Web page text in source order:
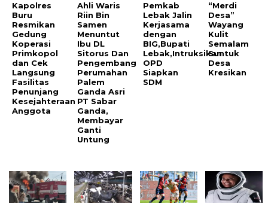
Kapolres
Buru
Resmikan
Gedung
Koperasi
Primkopol
dan Cek
Langsung
Fasilitas
Penunjang
Kesejahteraan
Anggota
Ahli Waris
Riin Bin
Samen
Menuntut
Ibu DL
Sitorus Dan
Pengembang
Perumahan
Palem
Ganda Asri
PT Sabar
Ganda,
Membayar
Ganti
Untung
Pemkab
Lebak Jalin
Kerjasama
dengan
BIG,Bupati
Lebak,Intruksikan
OPD
Siapkan
SDM
“Merdi
Desa”
Wayang
Kulit
Semalam
Suntuk
Desa
Kresikan